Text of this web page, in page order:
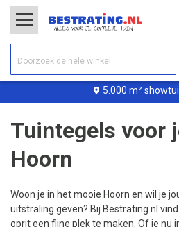
5.000 m²
Tuintegels voor
Hoorn
Woon je in het mooie Hoorn en wil je
uitstraling geven? Bij Bestrating.nl
oprit een fijne plek te maken. Of je nu